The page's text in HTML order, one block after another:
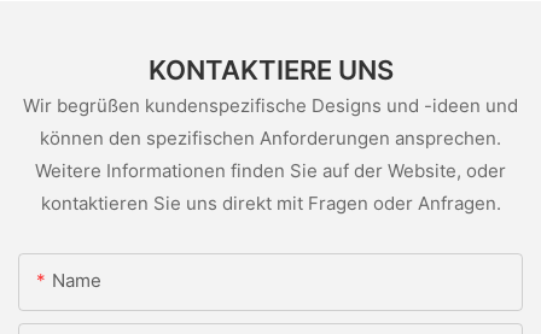
KONTAKTIERE UNS
Wir begrüßen kundenspezifische Designs und -ideen und
können den spezifischen Anforderungen ansprechen.
Weitere Informationen finden Sie auf der Website, oder
kontaktieren Sie uns direkt mit Fragen oder Anfragen.
Name